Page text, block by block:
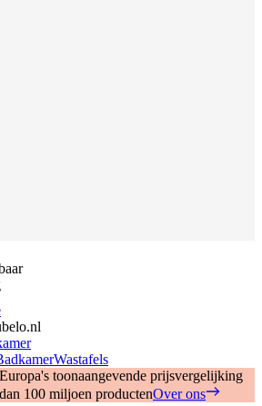
Wastafels
toonaangevende prijsvergelijking
100 miljoen productenOver ons